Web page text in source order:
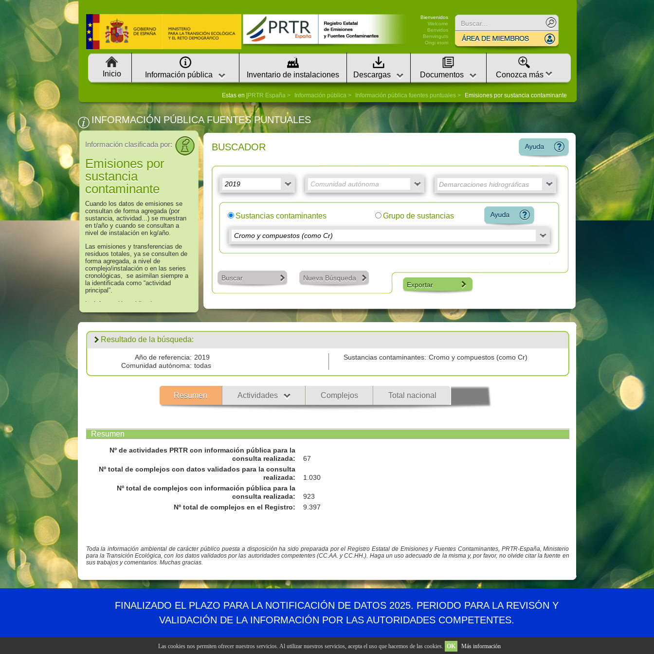
Bienvenidos
Welcome
Benvidos
Benvinguts
Ongi etorri
Inicio Información pública Inventario de instalaciones Descargas Documentos Conozca más
Estas en | PRTR España Información pública Información pública fuentes puntuales Emisiones por sustancia contaminante
INFORMACIÓN PÚBLICA FUENTES PUNTUALES
Información clasificada por:
Emisiones por
sustancia
contaminante
Cuando los datos de emisiones se
consultan de forma agregada (por
sustancia, actividad...) se muestran
en t/año y cuando se consultan a
nivel de instalación en kg/año.
Las emisiones y transferencias de
residuos totales, ya se consulten de
forma agregada, a nivel de
complejo/instalación o en las series
cronológicas, se asimilan siempre a
la identificada como “actividad
principal”.
La información publicada en
referencia a los años 2008 hasta
establecidos en el Anexo II “Lista de
Sustancias” del Real Decreto
508/2007, de 20 de abril, que regula
el suministro de información sobre
emisiones del Reglamento E - PRTR
y de las autorizaciones ambientales
integradas.
Los datos publicados respecto al
todas las
emisiones por encima de cero
BUSCADOR
Sustancias contaminantes Grupo de sustancias
Buscar
Nueva Búsqueda
Exportar
Resultado de la búsqueda:
Año de referencia: 2019
Comunidad autónoma: todas
Sustancias contaminantes: Cromo y compuestos (como Cr)
Resumen Actividades Complejos Total nacional
Resumen
Nº de actividades PRTR con información pública para la
consulta realizada:
67
Nº total de complejos con datos validados para la consulta
realizada:
1.030
Nº total de complejos con información pública para la
consulta realizada:
923
Nº total de complejos en el Registro: 9.397
Toda la información ambiental de carácter público puesta a disposición ha sido preparada por el Registro Estatal de Emisiones y Fuentes Contaminantes, PRTR-España, Ministerio
para la Transición Ecológica, con los datos validados por las autoridades competentes (CC.AA. y CC.HH.). Haga un uso adecuado de la misma y, por favor, no olvide citar la fuente en
sus trabajos y comentarios. Muchas gracias.
Ministerio para la Transición Ecológica y el Reto Demográfico
Mapa web Canales RSS Enlaces Accesibilidad Aviso legal Privacidad Contacto
FINALIZADO EL PLAZO PARA LA NOTIFICACIÓN DE DATOS 2025. PERIODO PARA LA REVISÓN Y
VALIDACIÓN DE LA INFORMACIÓN POR LAS AUTORIDADES COMPETENTES.
Las cookies nos permiten ofrecer nuestros servicios. Al utilizar nuestros servicios, acepta el uso que hacemos de las cookies. OK Más información